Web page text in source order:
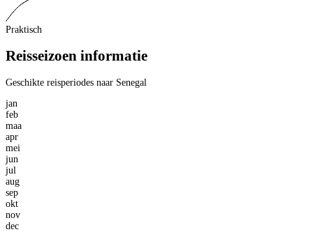
Praktisch
Reisseizoen informatie
Geschikte reisperiodes naar Senegal
jan
feb
maa
apr
mei
jun
jul
aug
sep
okt
nov
dec